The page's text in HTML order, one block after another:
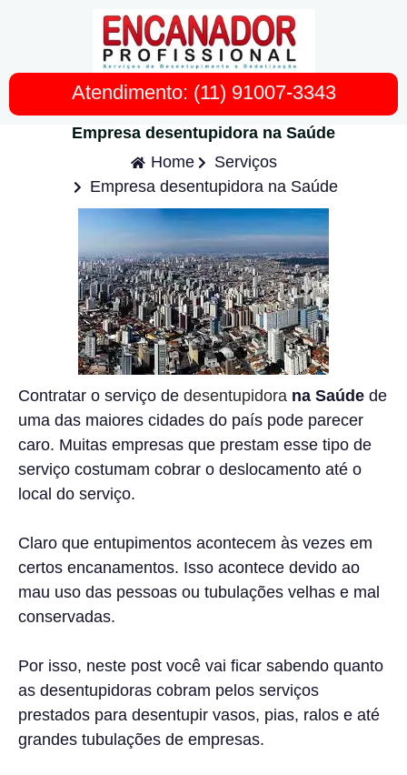
Atendimento: (11) 91007-3343
Empresa desentupidora na Saúde
Home
Serviços
Empresa desentupidora na Saúde
Contratar o serviço de desentupidora na Saúde de
uma das maiores cidades do país pode parecer
caro. Muitas empresas que prestam esse tipo de
serviço costumam cobrar o deslocamento até o
local do serviço.
Claro que entupimentos acontecem às vezes em
certos encanamentos. Isso acontece devido ao
mau uso das pessoas ou tubulações velhas e mal
conservadas.
Por isso, neste post você vai ficar sabendo quanto
as desentupidoras cobram pelos serviços
prestados para desentupir vasos, pias, ralos e até
grandes tubulações de empresas.